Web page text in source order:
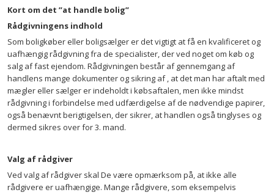
Kort om det ”at handle bolig”
Rådgivningens indhold
Som boligkøber eller boligsælger er det vigtigt at få en kvalificeret og
uafhængig rådgivning fra de specialister, der ved noget om køb og
salg af fast ejendom. Rådgivningen består af gennemgang af
handlens mange dokumenter og sikring af , at det man har aftalt med
mægler eller sælger er indeholdt i købsaftalen, men ikke mindst
rådgivning i forbindelse med udfærdigelse af de nødvendige papirer,
også benævnt berigtigelsen, der sikrer, at handlen også tinglyses og
dermed sikres over for 3. mand.
Valg af rådgiver
Ved valg af rådgiver skal De være opmærksom på, at ikke alle
rådgivere er uafhængige. Mange rådgivere, som eksempelvis